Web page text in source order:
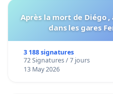
Après la mort de Diégo
dans les gares
3 188 signatures
72 Signatures / 7 jours
13 May 2026